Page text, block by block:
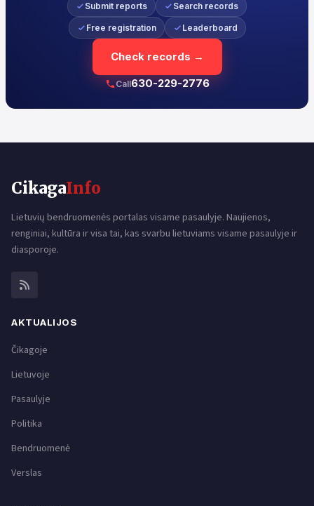
Submit reports Search records
Free registration Leaderboard
Check records →
Call630-229-2776
CikagaInfo
Lietuvių bendruomenės portalas visame pasaulyje. Naujienos,
renginiai, kultūra ir visa tai, kas svarbu lietuviams visame pasaulyje ir
diasporoje.
AKTUALIJOS
Čikagoje
Lietuvoje
Pasaulyje
Politika
Bendruomenė
Verslas